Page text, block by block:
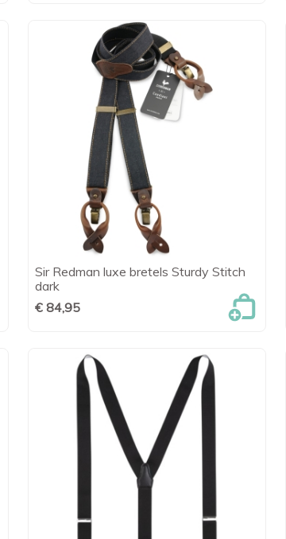
 Snel bekijken
Sir Redman luxe bretels Sturdy Stitch
dark
€ 84,95